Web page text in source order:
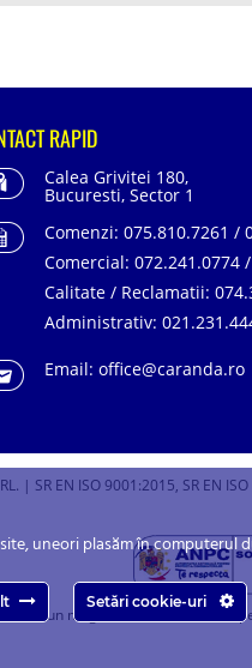
RAPID
Calea Grivitei 180,
Bucuresti, Sector 1
Comenzi: 075.810.7261 /
Comercial: 072.241.0774
Calitate / Reclamatii:
Administrativ:
Email: office@caranda.ro
| SR EN ISO 9001:2015, SR EN
este un magazin online cu
uneori plasăm în
Setări cookie-uri